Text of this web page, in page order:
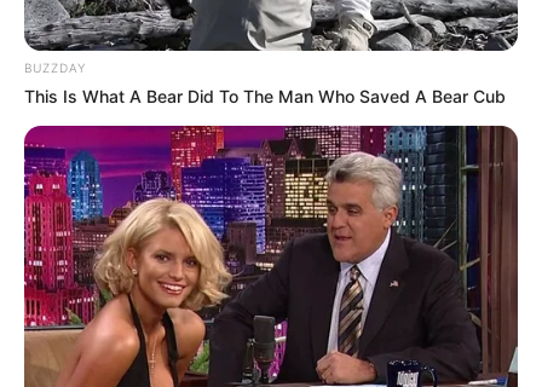
BUZZDAY
This Is What A Bear Did To The Man Who Saved A Bear Cub